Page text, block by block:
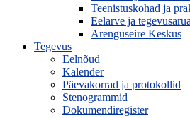
Teenistuskohad ja
Eelarve ja
Arenguseire Keskus
Tegevus
Eelnõud
Kalender
Päevakorrad ja protokollid
Stenogrammid
Dokumendiregister